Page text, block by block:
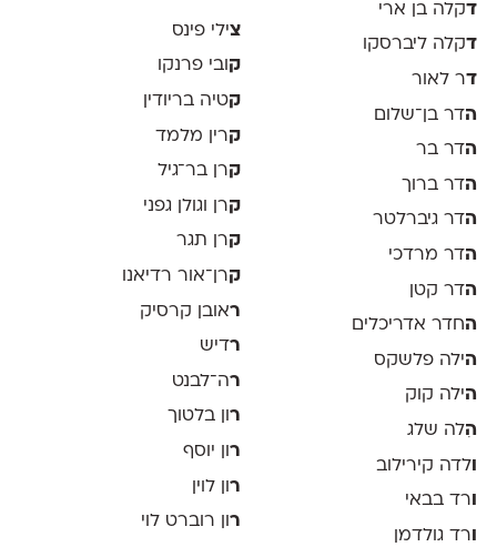
דקלה בן ארי
דקלה ליברסקו
דר לאור
הדר בן־שלום
הדר בר
הדר ברוך
הדר גיברלטר
הדר מרדכי
הדר קטן
החדר אדריכלים
הילה פלשקס
הילה קוק
הִלה שלג
ולדה קירילוב
רד בבאי
רד גולדמן
צילי פינס
קובי פרנקו
קטיה בריודין
קרין מלמד
קרן בר־גיל
קרן וגולן גפני
קרן תגר
קרן־אור רדיאנו
ראובן קרסיק
רדיש
רה־לבנט
רון בלטוך
ר ון יוסף
רון לוין
ר ון רוברט לוי